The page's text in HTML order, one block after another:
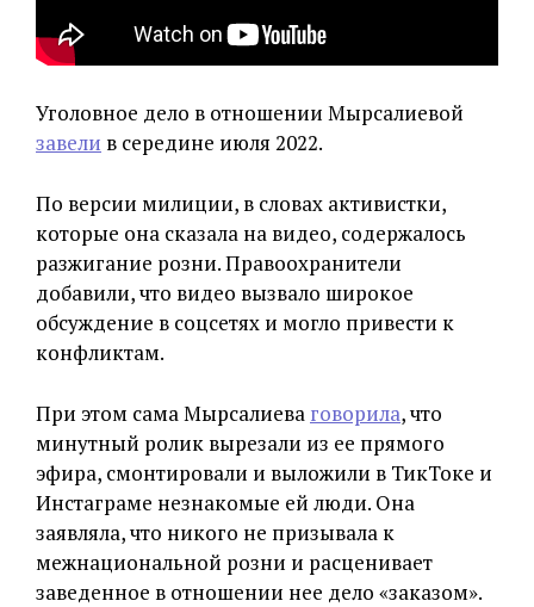
Уголовное дело в отношении Мырсалиевой
завели в середине июля 2022.
По версии милиции, в словах активистки,
которые она сказала на видео, содержалось
разжигание розни. Правоохранители
добавили, что видео вызвало широкое
обсуждение в соцсетях и могло привести к
конфликтам.
При этом сама Мырсалиева говорила, что
минутный ролик вырезали из ее прямого
эфира, смонтировали и выложили в ТикТоке и
Инстаграме незнакомые ей люди. Она
заявляла, что никого не призывала к
межнациональной розни и расценивает
заведенное в отношении нее дело «заказом».